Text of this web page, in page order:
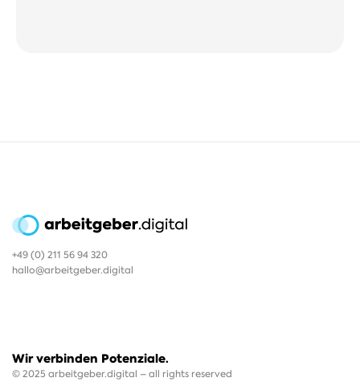
+49 (0) 211 56 94 320
hallo@arbeitgeber.digital
Wir verbinden Potenziale.
© 2025 arbeitgeber.digital – all rights reserved